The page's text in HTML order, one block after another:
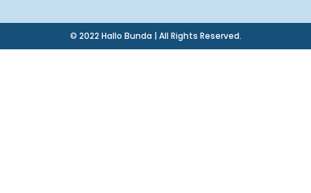
© 2022 Hallo Bunda | All Rights Reserved.